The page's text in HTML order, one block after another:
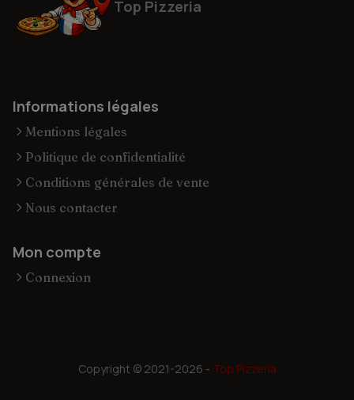
Top Pizzeria
Informations légales
Mentions légales
Politique de confidentialité
Conditions générales de vente
Nous contacter
Mon compte
Connexion
Copyright © 2021-2026 - Top Pizzeria